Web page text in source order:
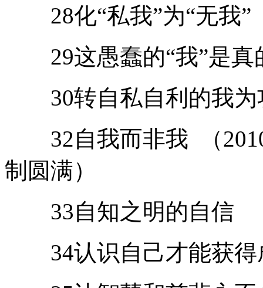
28化“私我”为“无我”
29这愚蠢的“我”是真
30转自私自利的我为
32自我而非我 （2010
制圆满）
33自知之明的自信
34认识自己才能获得